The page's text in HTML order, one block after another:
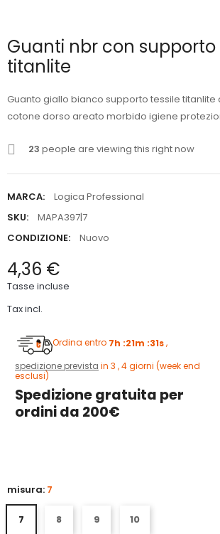
Guanti nbr con supporto
titanlite
Guanto giallo bianco supporto tessile
cotone dorso areato morbido igiene
23 people are viewing this right now
MARCA:
Logica Professional
SKU:
MAPA397|7
CONDIZIONE:
Nuovo
4,36 €
Tasse incluse
Tax incl.
Ordina entro 7h :21m :30s
spedizione prevista in 3 , 4 giorni (week end
esclusi)
Spedizione gratuita per
ordini da 200€
misura: 7
7 8 9 10